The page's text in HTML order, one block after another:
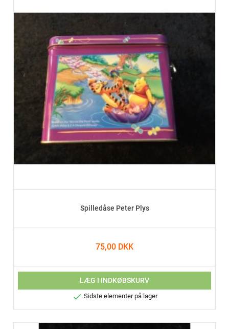
Spilledåse Peter Plys
75,00 DKK
LÆG I INDKØBSKURV
 Sidste elementer på lager